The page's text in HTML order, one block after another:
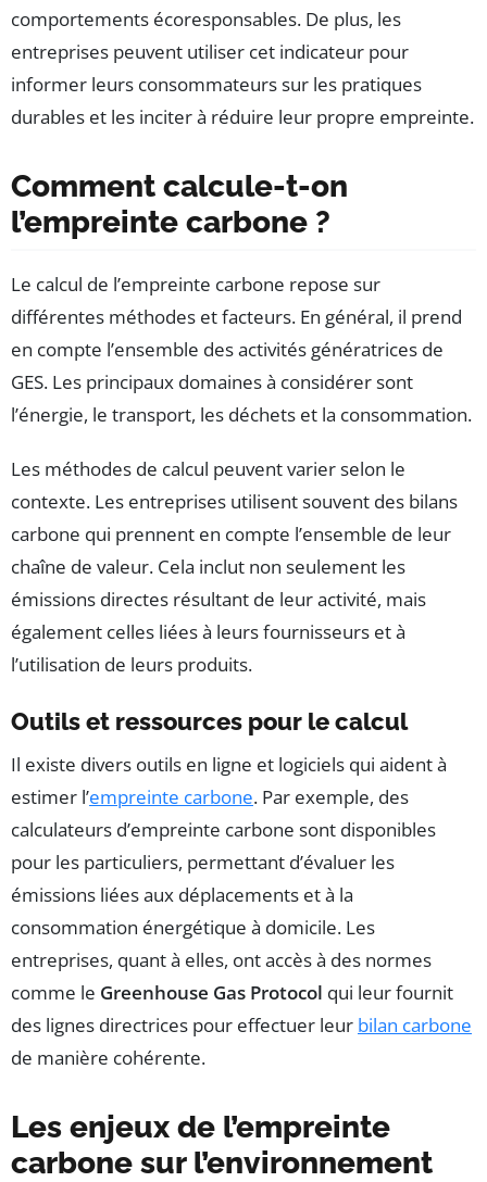
comportements écoresponsables. De plus, les
entreprises peuvent utiliser cet indicateur pour
informer leurs consommateurs sur les pratiques
durables et les inciter à réduire leur propre empreinte.
Comment calcule-t-on
l’empreinte carbone ?
Le calcul de l’empreinte carbone repose sur
différentes méthodes et facteurs. En général, il prend
en compte l’ensemble des activités génératrices de
GES. Les principaux domaines à considérer sont
l’énergie, le transport, les déchets et la consommation.
Les méthodes de calcul peuvent varier selon le
contexte. Les entreprises utilisent souvent des bilans
carbone qui prennent en compte l’ensemble de leur
chaîne de valeur. Cela inclut non seulement les
émissions directes résultant de leur activité, mais
également celles liées à leurs fournisseurs et à
l’utilisation de leurs produits.
Outils et ressources pour le calcul
Il existe divers outils en ligne et logiciels qui aident à
estimer l’empreinte carbone. Par exemple, des
calculateurs d’empreinte carbone sont disponibles
pour les particuliers, permettant d’évaluer les
émissions liées aux déplacements et à la
consommation énergétique à domicile. Les
entreprises, quant à elles, ont accès à des normes
comme le Greenhouse Gas Protocol qui leur fournit
des lignes directrices pour effectuer leur bilan carbone
de manière cohérente.
Les enjeux de l’empreinte
carbone sur l’environnement